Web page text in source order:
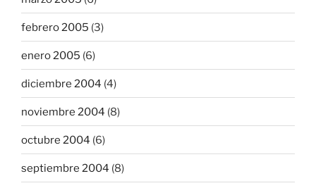
febrero 2005 (3)
enero 2005 (6)
diciembre 2004 (4)
noviembre 2004 (8)
octubre 2004 (6)
septiembre 2004 (8)